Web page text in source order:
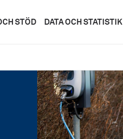
STÖD DATA OCH STATISTIK